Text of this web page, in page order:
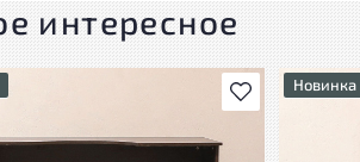
интересное
В избранноеНовинка